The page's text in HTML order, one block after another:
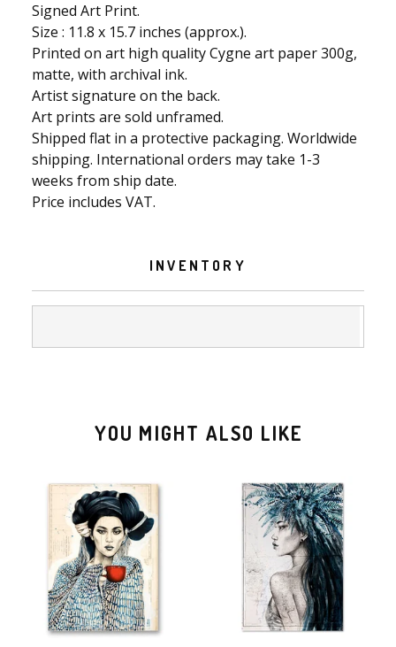
Signed Art Print.
Size : 11.8 x 15.7 inches (approx.).
Printed on art high quality Cygne art paper 300g,
matte, with archival ink.
Artist signature on the back.
Art prints are sold unframed.
Shipped flat in a protective packaging. Worldwide
shipping. International orders may take 1-3
weeks from ship date.
Price includes VAT.
INVENTORY
YOU MIGHT ALSO LIKE